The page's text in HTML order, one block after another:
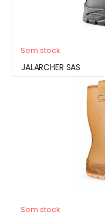
Sem stock
JALARCHER SAS
Sem stock